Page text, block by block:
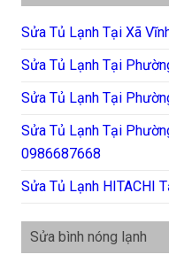
Sửa Tủ Lạnh Tại Xã
Sửa Tủ Lạnh Tại
Sửa Tủ Lạnh Tại
Sửa Tủ Lạnh Tại
0986687668
Sửa Tủ Lạnh HITACHI
Sửa bình nóng lạnh